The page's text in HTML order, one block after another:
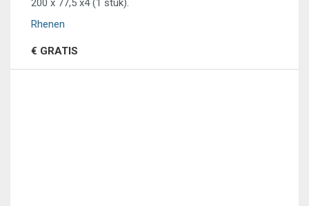
200 x 77,5 x4 (1 stuk).
Rhenen
€ GRATIS